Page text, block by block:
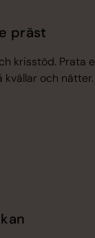
präst
krisstöd. Prata
kvällar och nätter.